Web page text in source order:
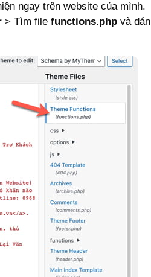
ngay trên website của mình.
> Tìm filefunctions.php và dán